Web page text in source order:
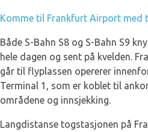
Komme til Frankfurt Airport med
Både S-Bahn S8 og S-Bahn S9
hele dagen og sent på kvelden.
går til flyplassen opererer
Terminal 1, som er koblet til
områdene og innsjekking.
Langdistanse togstasjonen på